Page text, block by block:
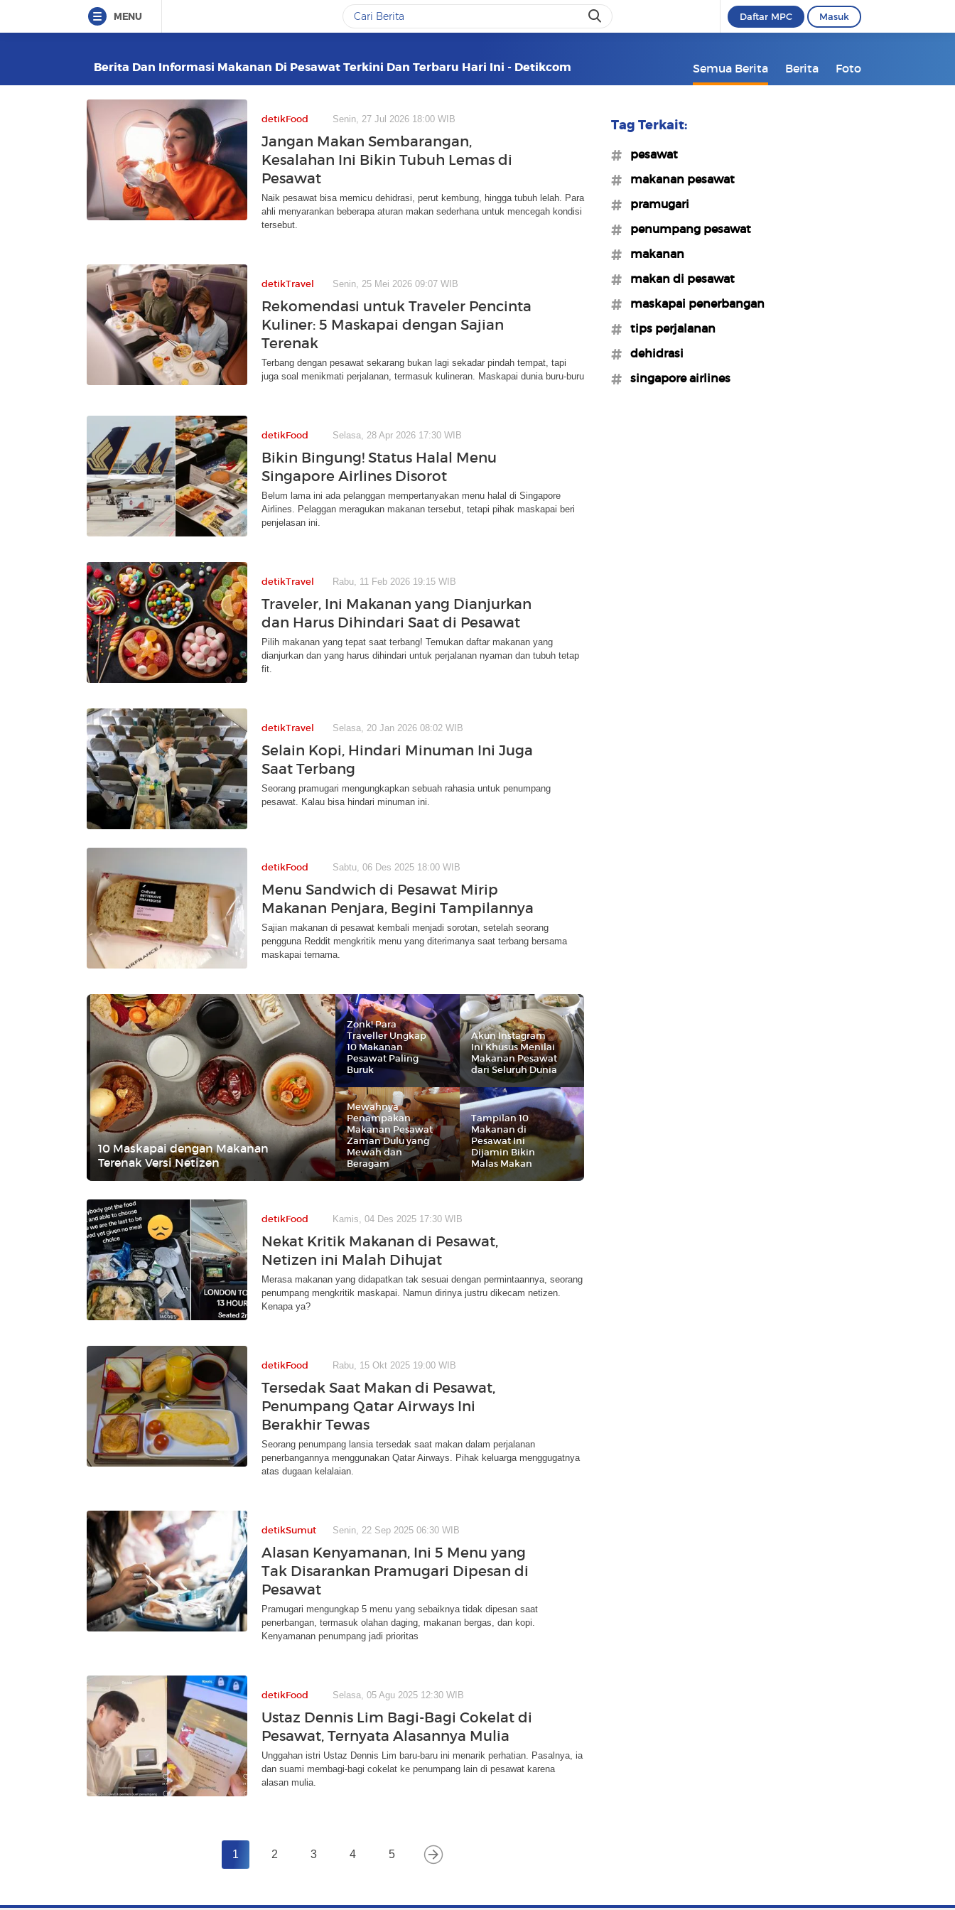
MENU Daftar MPC Masuk
Berita Dan Informasi Makanan Di Pesawat Terkini Dan Terbaru Hari Ini - Detikcom Semua Berita Berita Foto
detikFood Senin, 27 Jul 2026 18:00 WIB
Jangan Makan Sembarangan,
Kesalahan Ini Bikin Tubuh Lemas di
Pesawat
Naik pesawat bisa memicu dehidrasi, perut kembung, hingga tubuh lelah. Para
ahli menyarankan beberapa aturan makan sederhana untuk mencegah kondisi
tersebut.
detikTravel Senin, 25 Mei 2026 09:07 WIB
Rekomendasi untuk Traveler Pencinta
Kuliner: 5 Maskapai dengan Sajian
Terenak
Terbang dengan pesawat sekarang bukan lagi sekadar pindah tempat, tapi
juga soal menikmati perjalanan, termasuk kulineran. Maskapai dunia buru-buru
detikFood Selasa, 28 Apr 2026 17:30 WIB
Bikin Bingung! Status Halal Menu
Singapore Airlines Disorot
Belum lama ini ada pelanggan mempertanyakan menu halal di Singapore
Airlines. Pelaggan meragukan makanan tersebut, tetapi pihak maskapai beri
penjelasan ini.
detikTravel Rabu, 11 Feb 2026 19:15 WIB
Traveler, Ini Makanan yang Dianjurkan
dan Harus Dihindari Saat di Pesawat
Pilih makanan yang tepat saat terbang! Temukan daftar makanan yang
dianjurkan dan yang harus dihindari untuk perjalanan nyaman dan tubuh tetap
fit.
detikTravel Selasa, 20 Jan 2026 08:02 WIB
Selain Kopi, Hindari Minuman Ini Juga
Saat Terbang
Seorang pramugari mengungkapkan sebuah rahasia untuk penumpang
pesawat. Kalau bisa hindari minuman ini.
detikFood Sabtu, 06 Des 2025 18:00 WIB
Menu Sandwich di Pesawat Mirip
Makanan Penjara, Begini Tampilannya
Sajian makanan di pesawat kembali menjadi sorotan, setelah seorang
pengguna Reddit mengkritik menu yang diterimanya saat terbang bersama
maskapai ternama.
10 Maskapai dengan Makanan
Terenak Versi Netizen
Zonk! Para
Traveller Ungkap
10 Makanan
Pesawat Paling
Buruk
Akun Instagram
Ini Khusus Menilai
Makanan Pesawat
dari Seluruh Dunia
Mewahnya
Penampakan
Makanan Pesawat
Zaman Dulu yang
Mewah dan
Beragam
Tampilan 10
Makanan di
Pesawat Ini
Dijamin Bikin
Malas Makan
detikFood Kamis, 04 Des 2025 17:30 WIB
Nekat Kritik Makanan di Pesawat,
Netizen ini Malah Dihujat
Merasa makanan yang didapatkan tak sesuai dengan permintaannya, seorang
penumpang mengkritik maskapai. Namun dirinya justru dikecam netizen.
Kenapa ya?
detikFood Rabu, 15 Okt 2025 19:00 WIB
Tersedak Saat Makan di Pesawat,
Penumpang Qatar Airways Ini
Berakhir Tewas
Seorang penumpang lansia tersedak saat makan dalam perjalanan
penerbangannya menggunakan Qatar Airways. Pihak keluarga menggugatnya
atas dugaan kelalaian.
detikSumut Senin, 22 Sep 2025 06:30 WIB
Alasan Kenyamanan, Ini 5 Menu yang
Tak Disarankan Pramugari Dipesan di
Pesawat
Pramugari mengungkap 5 menu yang sebaiknya tidak dipesan saat
penerbangan, termasuk olahan daging, makanan bergas, dan kopi.
Kenyamanan penumpang jadi prioritas
detikFood Selasa, 05 Agu 2025 12:30 WIB
Ustaz Dennis Lim Bagi-Bagi Cokelat di
Pesawat, Ternyata Alasannya Mulia
Unggahan istri Ustaz Dennis Lim baru-baru ini menarik perhatian. Pasalnya, ia
dan suami membagi-bagi cokelat ke penumpang lain di pesawat karena
alasan mulia.
1 2 3 4 5
Tag Terkait:
#pesawat
#makanan pesawat
#pramugari
#penumpang pesawat
#makanan
#makan di pesawat
#maskapai penerbangan
#tips perjalanan
#dehidrasi
#singapore airlines